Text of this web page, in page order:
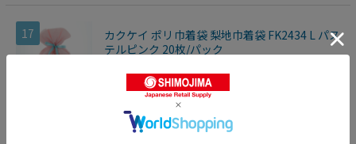
17
カクケイ ポリ巾着袋 梨地巾着袋 FK2434 L パス
テルピンク 20枚/パック
柔らかな手触りの梨地巾着です。どんなシーンにも合わせや
すいパステルカラーは大人気です。厚手のストールなどが入
ります。
4960369614088